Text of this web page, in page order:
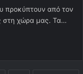
προκύπτουν από τον
στη χώρα μας. Τα…